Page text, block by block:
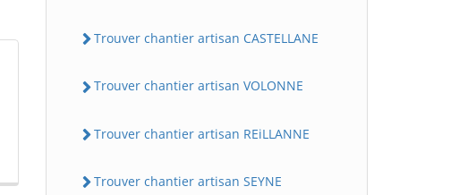
Trouver chantier artisan CASTELLANE
Trouver chantier artisan VOLONNE
Trouver chantier artisan REiLLANNE
Trouver chantier artisan SEYNE